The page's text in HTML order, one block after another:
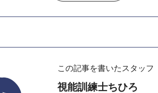
この記事を書いたスタッフ
視能訓練士ちひろ